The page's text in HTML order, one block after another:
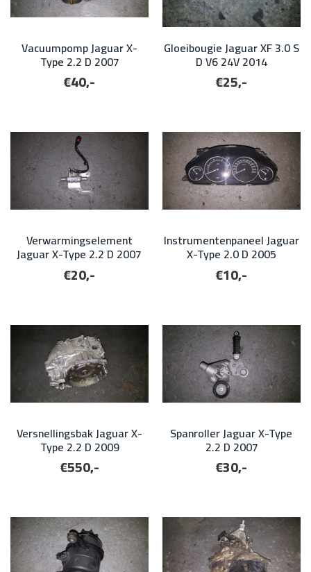
Vacuumpomp Jaguar X-
Type 2.2 D 2007
€40,-
Gloeibougie Jaguar XF 3.0 S
D V6 24V 2014
€25,-
Verwarmingselement
Jaguar X-Type 2.2 D 2007
€20,-
Instrumentenpaneel Jaguar
X-Type 2.0 D 2005
€10,-
Versnellingsbak Jaguar X-
Type 2.2 D 2009
€550,-
Spanroller Jaguar X-Type
2.2 D 2007
€30,-